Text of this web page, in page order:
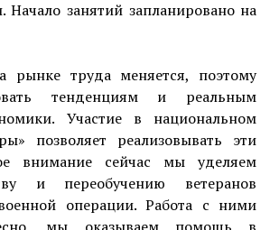
Начало занятий запланировано на
рынке труда меняется, поэтому
тенденциям и реальным
Участие в национальном
позволяет реализовывать эти
внимание сейчас мы уделяем
и переобучению ветеранов
операции. Работа с ними